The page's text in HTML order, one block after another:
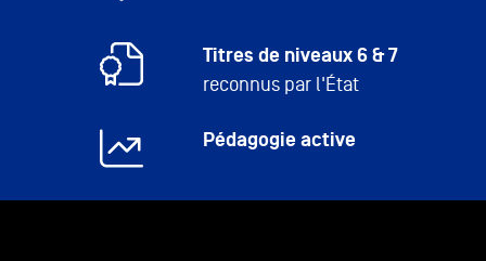
Titres de niveaux 6 & 7
reconnus par l'État
Pédagogie active